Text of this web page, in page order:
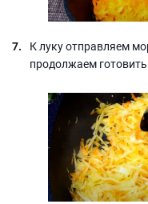
К луку отправляем
продолжаем